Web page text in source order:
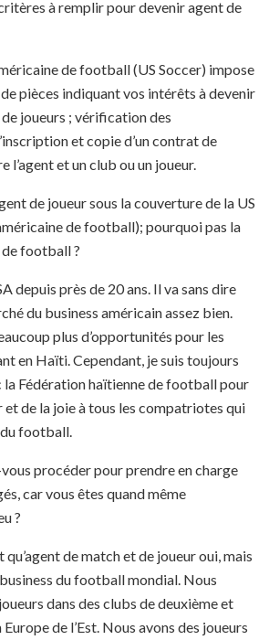
à remplir pour devenir agent de
de football (US Soccer) impose
pièces indiquant vos intérêts à devenir
joueurs ; vérification des
et copie d’un contrat de
et un club ou un joueur.
de joueur sous la couverture de la US
de football); pourquoi pas la
football ?
depuis près de 20 ans. Il va sans dire
du business américain assez bien.
plus d’opportunités pour les
en Haïti. Cependant, je suis toujours
Fédération haïtienne de football pour
de la joie à tous les compatriotes qui
football.
procéder pour prendre en charge
car vous êtes quand même
?
qu’agent de match et de joueur oui, mais
du football mondial. Nous
dans des clubs de deuxième et
de l’Est. Nous avons des joueurs